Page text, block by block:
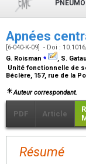
Apnées
[6-040-K-09] - Doi :
G. Roisman ⁎
, S.
Unité fonctionnelle de
Béclère, 157, rue de la
Auteur correspondant.
PDF Article
Résumé